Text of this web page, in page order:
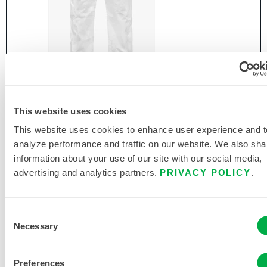
This website uses cookies
This website uses cookies to enhance user experience and
analyze performance and traffic on our website. We also
information about your use of our site with our social media,
advertising and analytics partners. PRIVACY POLICY.
Selection
Necessary
Preferences
MICROMAX® NS GLOBAL PATTERN MNSG
MNSG417